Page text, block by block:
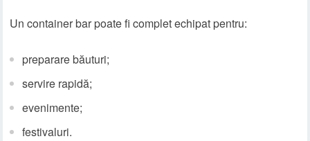
Un container bar poate fi complet echipat pentru:
preparare băuturi;
servire rapidă;
evenimente;
festivaluri.